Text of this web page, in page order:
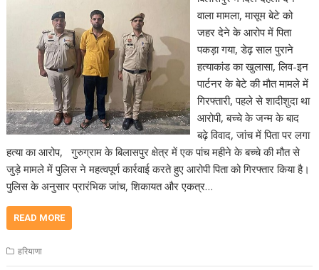
वाला मामला, मासूम बेटे को
जहर देने के आरोप में पिता
पकड़ा गया, डेढ़ साल पुराने
हत्याकांड का खुलासा, लिव-इन
पार्टनर के बेटे की मौत मामले में
गिरफ्तारी, पहले से शादीशुदा था
आरोपी, बच्चे के जन्म के बाद
बढ़े विवाद, जांच में पिता पर लगा
हत्या का आरोप, गुरुग्राम के बिलासपुर क्षेत्र में एक पांच महीने के बच्चे की मौत से
जुड़े मामले में पुलिस ने महत्वपूर्ण कार्रवाई करते हुए आरोपी पिता को गिरफ्तार किया है।
पुलिस के अनुसार प्रारंभिक जांच, शिकायत और एकत्र…
READ MORE
हरियाणा